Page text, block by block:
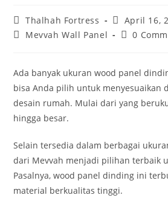
Post
author:
Thalhah Fortress
Post
published:
April 16,
PostMevvah Wall Panel
Post
0
Ada banyak ukuran wood panel
bisa Anda pilih untuk menyesuaikan
desain rumah. Mulai dari yang
hingga besar.
Selain tersedia dalam berbagai
dari Mevvah menjadi pilihan terbaik
Pasalnya, wood panel dinding ini
material berkualitas tinggi.